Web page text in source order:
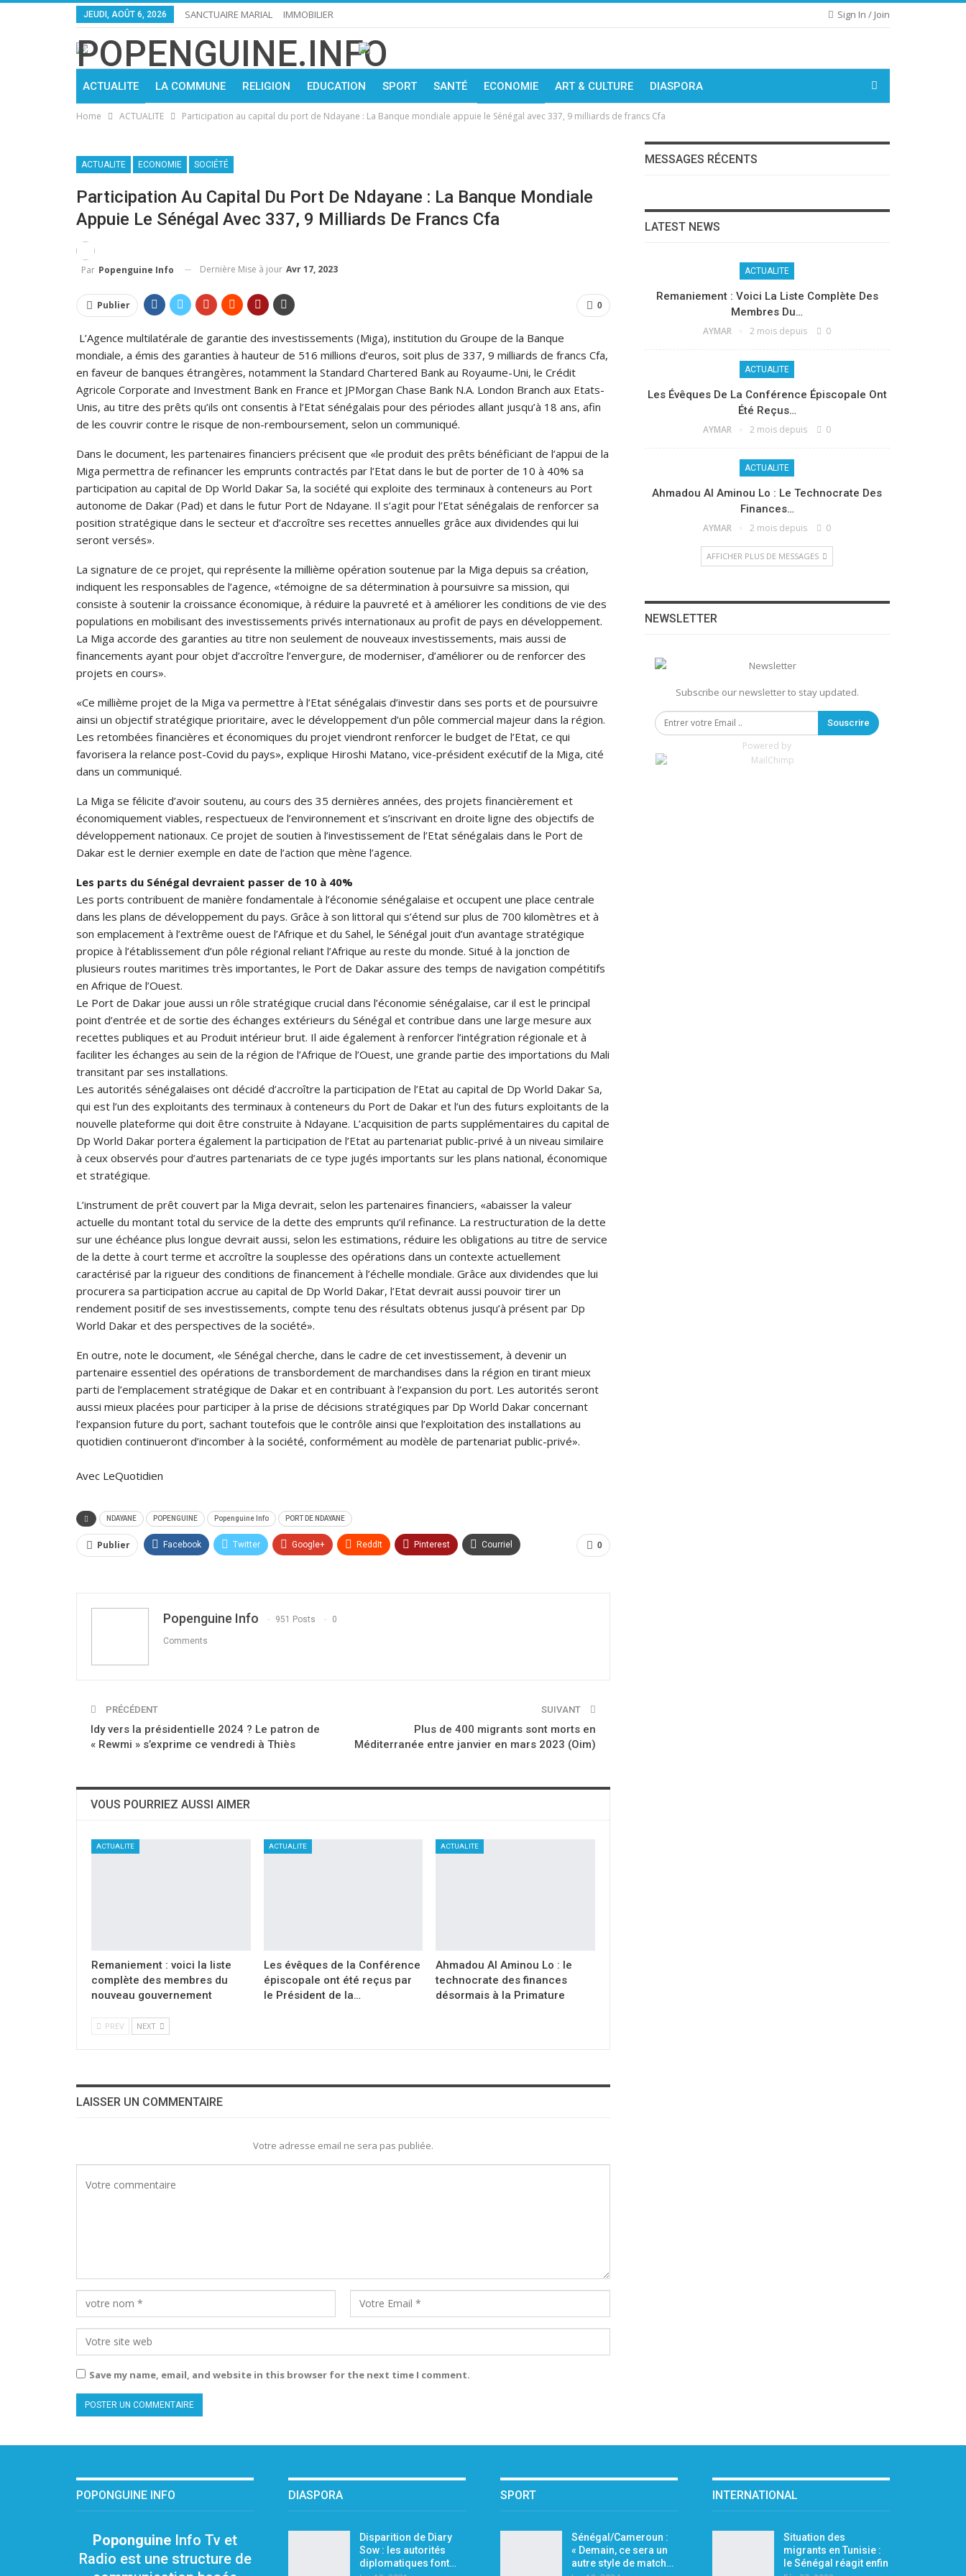
Sign In / Join
JEUDI, AOÛT 6, 2026 SANCTUAIRE MARIAL IMMOBILIER
ACTUALITE LA COMMUNE RELIGION EDUCATION SPORT SANTÉ ECONOMIE ART & CULTURE DIASPORA
Home ACTUALITE Participation au capital du port de Ndayane : La Banque mondiale appuie le Sénégal avec 337, 9 milliards de francs Cfa
ACTUALITE ECONOMIE SOCIÉTÉ
Participation Au Capital Du Port De Ndayane : La Banque Mondiale
Appuie Le Sénégal Avec 337, 9 Milliards De Francs Cfa
Par Popenguine Info Dernière Mise à jour Avr 17, 2023
0
Publier
L’Agence multilatérale de garantie des investissements (Miga), institution du Groupe de la Banque
mondiale, a émis des garanties à hauteur de 516 millions d’euros, soit plus de 337, 9 milliards de francs Cfa,
en faveur de banques étrangères, notamment la Standard Chartered Bank au Royaume-Uni, le Crédit
Agricole Cor­porate and Investment Bank en France et JPMorgan Chase Bank N.A. London Branch aux Etats-
Unis, au titre des prêts qu’ils ont consentis à l’Etat sénégalais pour des périodes allant jusqu’à 18 ans, afin
de les couvrir contre le risque de non-remboursement, selon un communiqué.
Dans le document, les partenaires financiers précisent que «le produit des prêts bénéficiant de l’appui de la
Miga permettra de refinancer les emprunts contractés par l’Etat dans le but de porter de 10 à 40% sa
participation au capital de Dp World Dakar Sa, la société qui exploite des terminaux à conteneurs au Port
autonome de Dakar (Pad) et dans le futur Port de Ndayane. Il s’agit pour l’Etat sénégalais de renforcer sa
position stratégique dans le secteur et d’accroître ses recettes annuelles grâce aux dividendes qui lui
seront versés».
La signature de ce projet, qui représente la millième opération soutenue par la Miga depuis sa création,
indiquent les responsables de l’agence, «témoigne de sa détermination à poursuivre sa mission, qui
consiste à soutenir la croissance économique, à réduire la pauvreté et à améliorer les conditions de vie des
populations en mobilisant des investissements privés internationaux au profit de pays en développement.
La Miga accorde des garanties au titre non seulement de nouveaux investissements, mais aussi de
financements ayant pour objet d’accroître l’envergure, de moderniser, d’améliorer ou de renforcer des
projets en cours».
«Ce millième projet de la Miga va permettre à l’Etat sénégalais d’investir dans ses ports et de poursuivre
ainsi un objectif stratégique prioritaire, avec le développement d’un pôle commercial majeur dans la région.
Les retombées financières et économiques du projet viendront renforcer le budget de l’Etat, ce qui
favorisera la relance post-Covid du pays», explique Hiroshi Matano, vice-président exécutif de la Miga, cité
dans un communiqué.
La Miga se félicite d’avoir soutenu, au cours des 35 dernières années, des projets financièrement et
économiquement viables, respectueux de l’environnement et s’inscrivant en droite ligne des objectifs de
développement nationaux. Ce projet de soutien à l’investissement de l’Etat sénégalais dans le Port de
Dakar est le dernier exemple en date de l’action que mène l’agence.
Les parts du Sénégal devraient passer de 10 à 40%
Les ports contribuent de manière fondamentale à l’économie sénégalaise et occupent une place centrale
dans les plans de développement du pays. Grâce à son littoral qui s’étend sur plus de 700 kilomètres et à
son emplacement à l’extrême ouest de l’Afrique et du Sahel, le Sénégal jouit d’un avantage stratégique
propice à l’établissement d’un pôle régional reliant l’Afrique au reste du monde. Situé à la jonction de
plusieurs routes maritimes très importantes, le Port de Dakar assure des temps de navigation compétitifs
en Afrique de l’Ouest.
Le Port de Dakar joue aussi un rôle stratégique crucial dans l’économie sénégalaise, car il est le principal
point d’entrée et de sortie des échanges extérieurs du Sénégal et contribue dans une large mesure aux
recettes publiques et au Produit intérieur brut. Il aide également à renforcer l’intégration régionale et à
faciliter les échanges au sein de la région de l’Afrique de l’Ouest, une grande partie des importations du Mali
transitant par ses installations.
Les autorités sénégalaises ont décidé d’accroître la participation de l’Etat au capital de Dp World Dakar Sa,
qui est l’un des exploitants des terminaux à conteneurs du Port de Dakar et l’un des futurs exploitants de la
nouvelle plateforme qui doit être construite à Ndayane. L’acquisition de parts supplémentaires du capital de
Dp World Dakar portera également la participation de l’Etat au partenariat public-privé à un niveau similaire
à ceux observés pour d’autres partenariats de ce type jugés importants sur les plans national, économique
et stratégique.
L’instrument de prêt couvert par la Miga devrait, selon les partenaires financiers, «abaisser la valeur
actuelle du montant total du service de la dette des emprunts qu’il refinance. La restructuration de la dette
sur une échéance plus longue devrait aussi, selon les estimations, réduire les obligations au titre de service
de la dette à court terme et accroître la souplesse des opérations dans un contexte actuellement
caractérisé par la rigueur des conditions de financement à l’échelle mondiale. Grâce aux dividendes que lui
procurera sa participation accrue au capital de Dp World Dakar, l’Etat devrait aussi pouvoir tirer un
rendement positif de ses investissements, compte tenu des résultats obtenus jusqu’à présent par Dp
World Dakar et des perspectives de la société».
En outre, note le document, «le Sénégal cherche, dans le cadre de cet investissement, à devenir un
partenaire essentiel des opérations de transbordement de marchandises dans la région en tirant mieux
parti de l’emplacement stratégique de Dakar et en contribuant à l’expansion du port. Les autorités seront
aussi mieux placées pour participer à la prise de décisions stratégiques par Dp World Dakar concernant
l’expansion future du port, sa­chant toutefois que le contrôle ainsi que l’exploitation des ins­tallations au
quotidien continueront d’incomber à la société, conformément au modèle de partenariat public-privé».
Avec LeQuotidien
NDAYANE POPENGUINE Popenguine Info PORT DE NDAYANE
0
Publier Facebook Twitter Google+ ReddIt Pinterest Courriel
Popenguine Info 951 Posts 0
Comments
PRÉCÉDENT
Idy vers la présidentielle 2024 ? Le patron de
« Rewmi » s’exprime ce vendredi à Thiès
SUIVANT
Plus de 400 migrants sont morts en
Méditerranée entre janvier en mars 2023 (Oim)
VOUS POURRIEZ AUSSI AIMER
ACTUALITE
Remaniement : voici la liste
complète des membres du
nouveau gouvernement
ACTUALITE
Les évêques de la Conférence
épiscopale ont été reçus par
le Président de la…
ACTUALITE
Ahmadou Al Aminou Lo : le
technocrate des finances
désormais à la Primature
PREV NEXT
LAISSER UN COMMENTAIRE
Votre adresse email ne sera pas publiée.
Save my name, email, and website in this browser for the next time I comment.
MESSAGES RÉCENTS
LATEST NEWS
ACTUALITE
Remaniement : Voici La Liste Complète Des
Membres Du…
AYMAR 2 mois depuis 0
ACTUALITE
Les Évêques De La Conférence Épiscopale Ont
Été Reçus…
AYMAR 2 mois depuis 0
ACTUALITE
Ahmadou Al Aminou Lo : Le Technocrate Des
Finances…
AYMAR 2 mois depuis 0
AFFICHER PLUS DE MESSAGES
NEWSLETTER
Subscribe our newsletter to stay updated.
Souscrire
Powered by
POPONGUINE INFO
Poponguine Info Tv et
Radio est une structure de
DIASPORA
Disparition de Diary
Sow : les autorités
diplomatiques font…
SPORT
Sénégal/Cameroun :
« Demain, ce sera un
autre style de match…
INTERNATIONAL
Situation des
migrants en Tunisie :
le Sénégal réagit enfin